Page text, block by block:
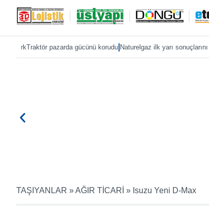
pazarda gücünü korudu|Naturelgaz ilk yarı sonuçlarını paylaştı|
TAŞIYANLAR »AĞIR TİCARİ » Isuzu Yeni D-Max